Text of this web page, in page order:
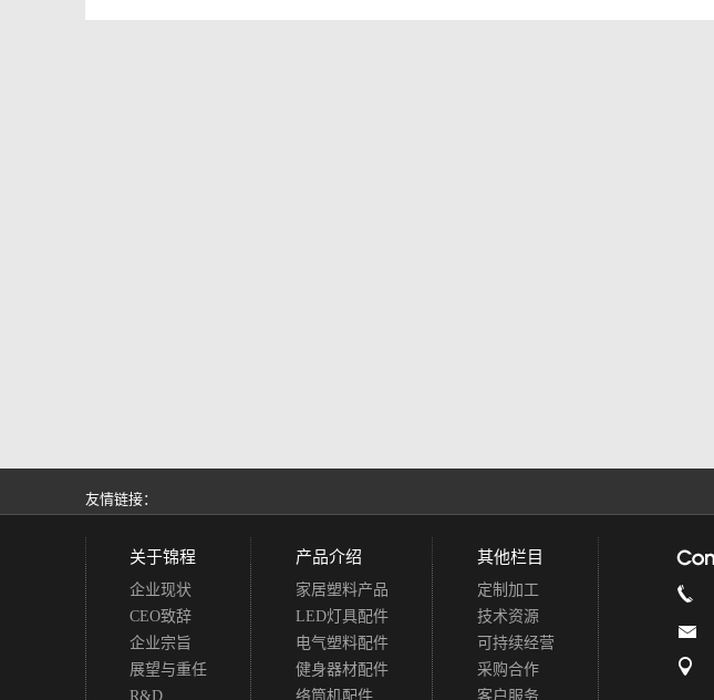
友情链接：
关于锦程
企业现状
CEO致辞
企业宗旨
展望与重任
R&D
产品介绍
家居塑料产品
LED灯具配件
电气塑料配件
健身器材配件
络筒机配件
其他栏目
定制加工
技术资源
可持续经营
采购合作
客户服务